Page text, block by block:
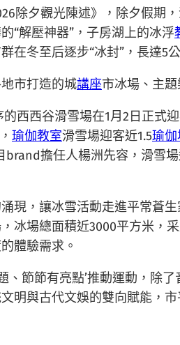
除夕觀光陳述》，除夕假期
“解壓神器”，子房湖上的冰浮
在冬至后逐步“冰封”，長達5
市打造的城講座市冰場、主
的西西谷滑雪場在1月2日正式
瑜伽教室滑雪場迎客近1.5瑜
brand擔任人楊洲先容，滑雪
現，讓冰雪活動走進平常蒼
冰場總面積近3000平方米，
體驗需求。
、節節有亮點’推動運動，除
明與古代文娛的雙向賦能，